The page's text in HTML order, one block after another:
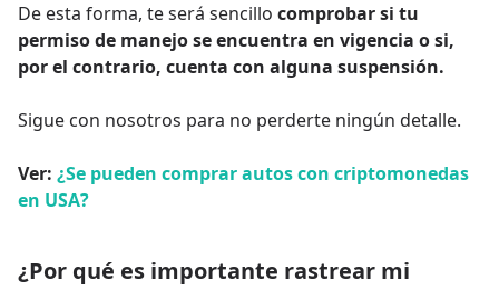
De esta forma, te será sencillo comprobar si tu
permiso de manejo se encuentra en vigencia o si,
por el contrario, cuenta con alguna suspensión.
Sigue con nosotros para no perderte ningún detalle.
Ver: ¿Se pueden comprar autos con criptomonedas
en USA?
¿Por qué es importante rastrear mi